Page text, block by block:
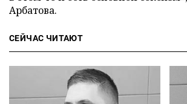
Арбатова.
СЕЙЧАС ЧИТАЮТ